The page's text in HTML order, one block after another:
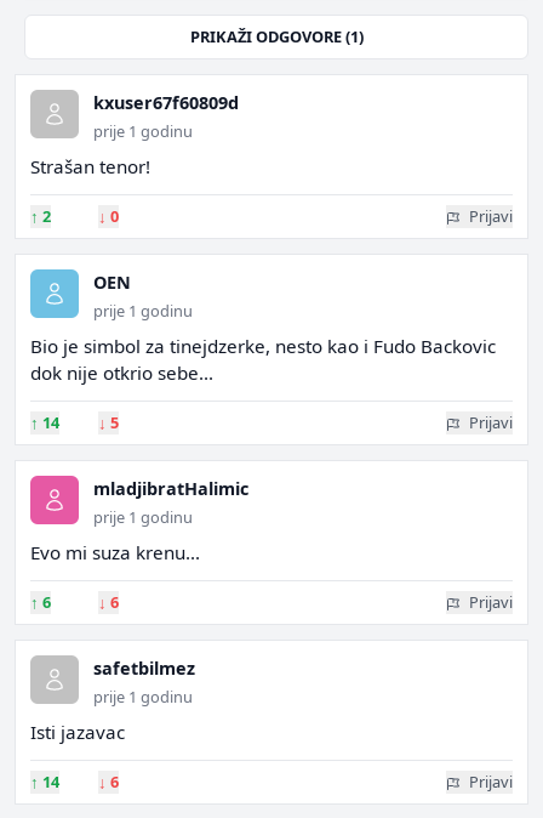
PRIKAŽI ODGOVORE (1)
kxuser67f60809d
prije 1 godinu
Strašan tenor!
↑ 2 ↓ 0 Prijavi
OEN
prije 1 godinu
Bio je simbol za tinejdzerke, nesto kao i Fudo Backovic
dok nije otkrio sebe...
↑ 14 ↓ 5 Prijavi
mladjibratHalimic
prije 1 godinu
Evo mi suza krenu...
↑ 6 ↓ 6 Prijavi
safetbilmez
prije 1 godinu
Isti jazavac
↑ 14 ↓ 6 Prijavi